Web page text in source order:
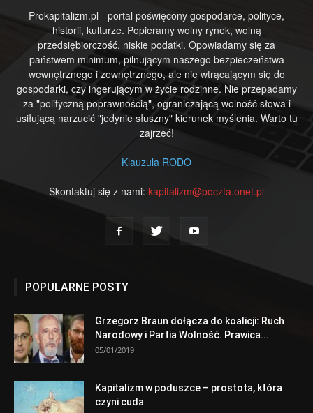
Prokapitalizm.pl - portal poświęcony gospodarce, polityce,
historii, kulturze. Popieramy wolny rynek, wolną
przedsiębiorczość, niskie podatki. Opowiadamy się za
państwem minimum, pilnującym naszego bezpieczeństwa
wewnętrznego i zewnętrznego, ale nie wtrącającym się do
gospodarki, czy ingerującym w życie rodzinne. Nie przepadamy
za "polityczną poprawnością", ograniczającą wolność słowa i
usiłującą narzucić "jedynie słuszny" kierunek myślenia. Warto tu
zajrzeć!
Klauzula RODO
Skontaktuj się z nami: kapitalizm@poczta.onet.pl
POPULARNE POSTY
Grzegorz Braun dołącza do koalicji: Ruch
Narodowy i Partia Wolność. Prawica...
05/01/2019
Kapitalizm w poduszce – prostota, która
czyni cuda